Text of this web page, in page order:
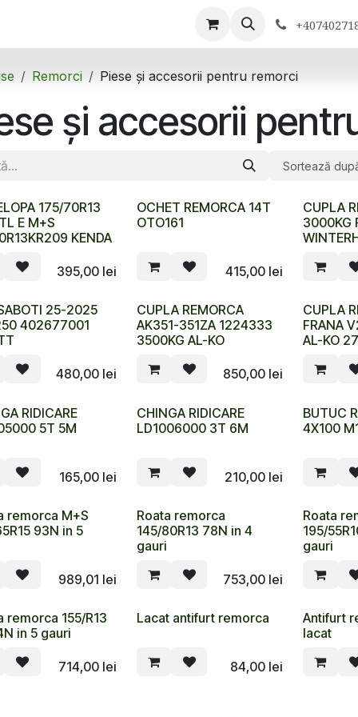
Remorci Piese și accesorii pentru remorci
și accesorii
Sortează
175/70R13
E M+S
KENDA
395,00lei
OCHET REMORCA 14T
OTO161
415,00 lei
CUPLA
3000KG
25-2025
402677001
480,00lei
CUPLA REMORCA
AK351-351ZA 1224333
3500KG AL-KO
850,00 lei
CUPLA
FRANA
AL-KO
RIDICARE
5T 5M
165,00lei
CHINGA RIDICARE
LD1006000 3T 6M
210,00 lei
BUTUC
4X100
remorca M+S
93N in 5
989,01 lei
Roata remorca
145/80R13 78N in 4
gauri
753,00 lei
Roata
195/
gauri
remorca 155/R13
in 5 gauri
714,00lei
Lacat antifurt remorca
84,00 lei
Antifurt
lacat